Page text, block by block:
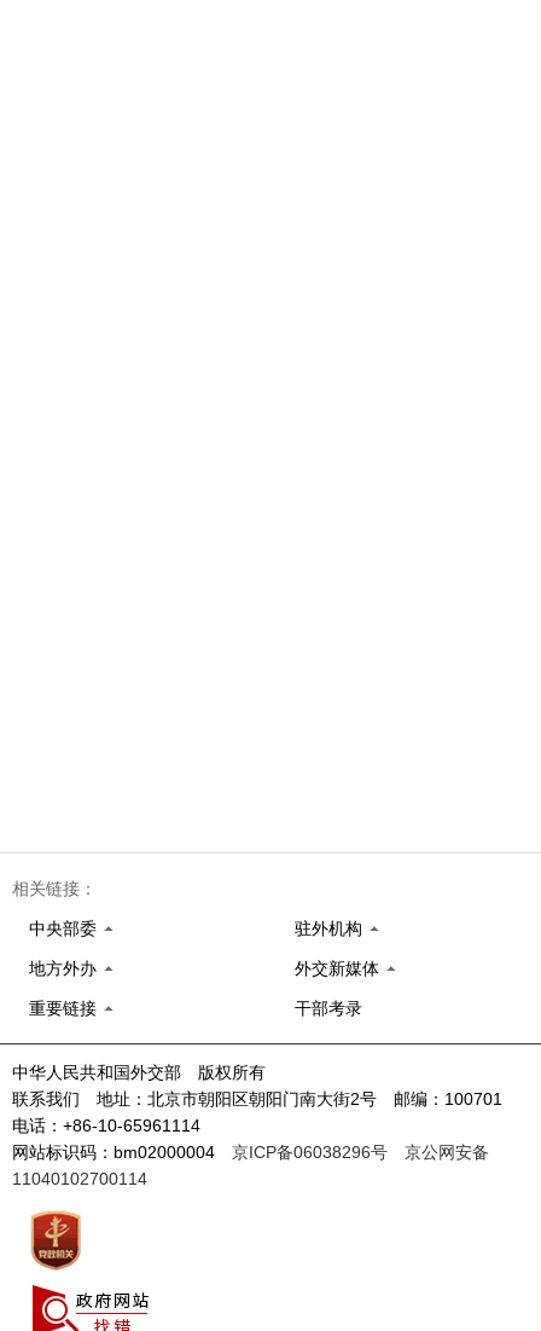
相关链接：
中央部委 驻外机构
地方外办 外交新媒体
重要链接 干部考录
中华人民共和国外交部 版权所有
联系我们 地址：北京市朝阳区朝阳门南大街2号 邮编：100701
电话：+86-10-65961114
网站标识码：bm02000004 京ICP备06038296号
京公网安备
11040102700114